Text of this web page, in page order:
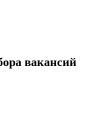
вакансий